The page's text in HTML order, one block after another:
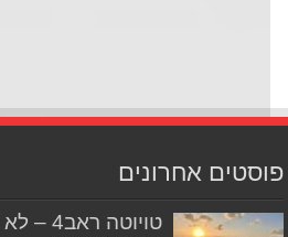
אחרונים
טויוטה ראב4 – לא אנדרדוג